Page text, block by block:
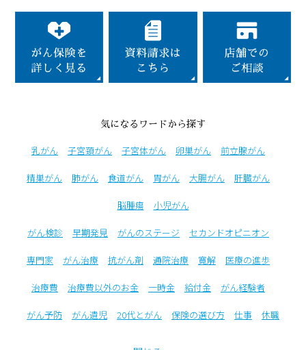
気になるワードから探す
乳がん 子宮頚がん 子宮体がん 卵巣がん 前立腺がん
精巣がん 肺がん 食道がん 胃がん 大腸がん 肝臓がん
脳腫瘍 小児がん
がん検診 早期発見 がんのステージ セカンドオピニオン
専門家 がん治療 抗がん剤 通院治療 寛解 医療の進歩
治療費 治療費以外のお金 一時金 給付金 がん経験者
がん予防 がん遺児 20代とがん 保険の選び方 仕事 休職